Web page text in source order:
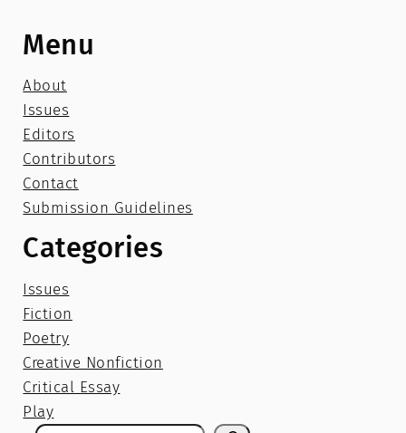
Menu
About
Issues
Editors
Contributors
Contact
Submission Guidelines
Categories
Issues
Fiction
Poetry
Creative Nonfiction
Critical Essay
Play